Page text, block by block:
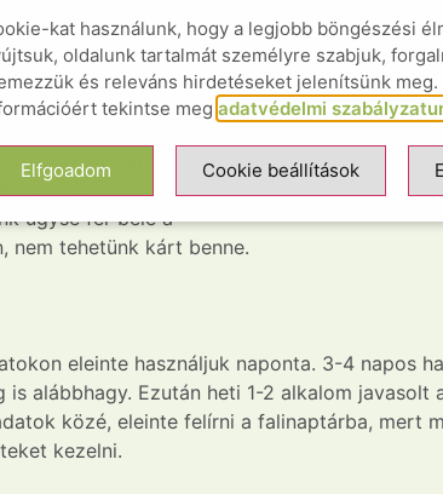
erősen megrázza
füléből minden mintha ott
a füleket a
masszirozzuk a
részébe. 1-2 perc
a hallójárat
vagy szalvéta
úgyse fér bele a
nem tehetünk kárt benne.
eleinte használjuk naponta. 3-4 napos
alábbhagy. Ezután heti 1-2 alkalom
közé, eleinte felírni a falinaptárba, mert
kezelni.
kat használunk, hogy a legjobb böngészési
oldalunk tartalmát személyre szabjuk,
és releváns hirdetéseket jelenítsünk meg.
tekintse meg adatvédelmi
Elfgoadom Cookie beállítások